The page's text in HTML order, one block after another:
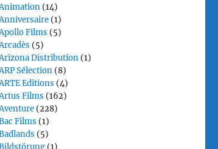
(14)
(1)
Films (5)
(5)
Distribution (1)
Sélection (8)
Editions (4)
Films (162)
(228)
Films (1)
(5)
(1)